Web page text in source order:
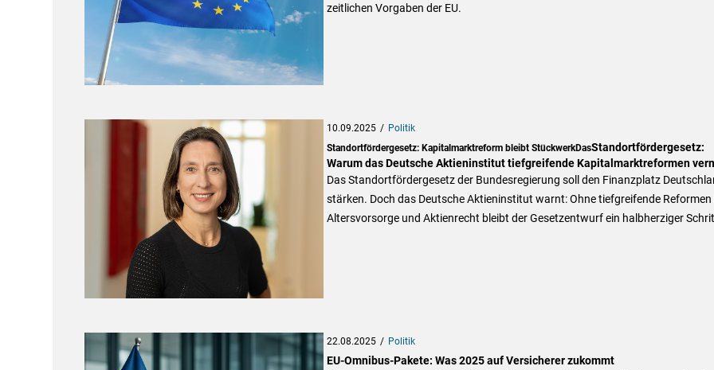
zeitlichen Vorgaben der EU.
10.09.2025
Politik
Standortfördergesetz: Kapitalmarktreform bleibt StückwerkDasStandortfördergesetz:
Warum das Deutsche Aktieninstitut tiefgreifende Kapitalmarktreformen
Das Standortfördergesetz der Bundesregierung soll den Finanzplatz
stärken. Doch das Deutsche Aktieninstitut warnt: Ohne tiefgreifende Reformen
Altersvorsorge und Aktienrecht bleibt der Gesetzentwurf ein halbherziger
22.08.2025 Politik
EU-Omnibus-Pakete: Was 2025 auf Versicherer zukommt